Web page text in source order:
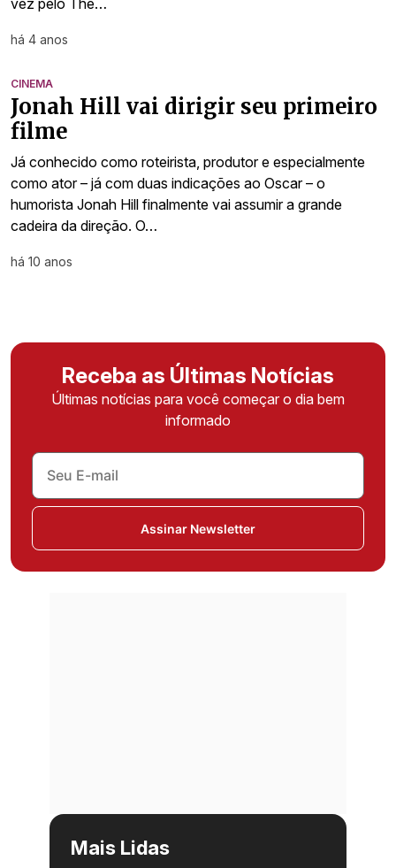
vez pelo The…
há 4 anos
CINEMA
Jonah Hill vai dirigir seu primeiro
filme
Já conhecido como roteirista, produtor e especialmente
como ator – já com duas indicações ao Oscar – o
humorista Jonah Hill finalmente vai assumir a grande
cadeira da direção. O…
há 10 anos
Receba as Últimas Notícias
Últimas notícias para você começar o dia bem
informado
Assinar Newsletter
Mais Lidas